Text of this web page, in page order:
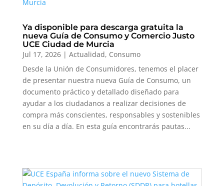
Ya disponible para descarga gratuita la
nueva Guía de Consumo y Comercio Justo
UCE Ciudad de Murcia
Jul 17, 2026| Actualidad, Consumo
Desde la Unión de Consumidores, tenemos el placer
de presentar nuestra nueva Guía de Consumo, un
documento práctico y detallado diseñado para
ayudar a los ciudadanos a realizar decisiones de
compra más conscientes, responsables y sostenibles
en su día a día. En esta guía encontrarás pautas...